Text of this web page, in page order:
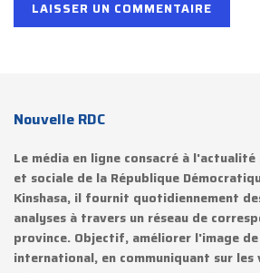
Nouvelle RDC
Le média en ligne consacré à
et sociale de la République
Kinshasa, il fournit quotidiennement
analyses à travers un réseau de
province. Objectif, améliorer l'image de
international, en communiquant sur